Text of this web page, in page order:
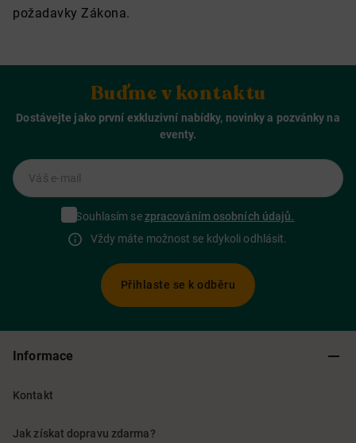
požadavky Zákona.
Buďme v kontaktu
Dostávejte jako první exkluzivní nabídky, novinky a pozvánky na
eventy.
Váš e-mail
Souhlasím sezpracováním osobních údajů.
Vždy máte možnost se kdykoli odhlásit.
Přihlaste se k odběru
Informace
Kontakt
Jak získat dopravu zdarma?